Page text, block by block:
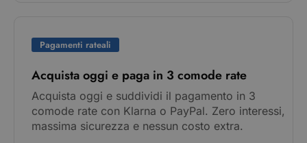
Pagamenti rateali
Acquista oggi e paga in 3 comode rate
Acquista oggi e suddividi il pagamento in 3
comode rate con Klarna o PayPal. Zero interessi,
massima sicurezza e nessun costo extra.